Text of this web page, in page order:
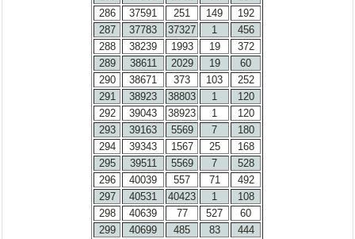
286
37591 251 149
192
287
37783 37327 1
456
288
38239 1993 19
372
289
38611 2029 19
60
290
38671 373 103
252
291
38923 38803 1
120
292
39043 38923 1
120
293
39163 5569 7
180
294
39343 1567 25
168
295
39511 5569 7
528
296
40039 557 71
492
297
40531 40423 1
108
298
40639 77 527
60
299
40699 485 83
444